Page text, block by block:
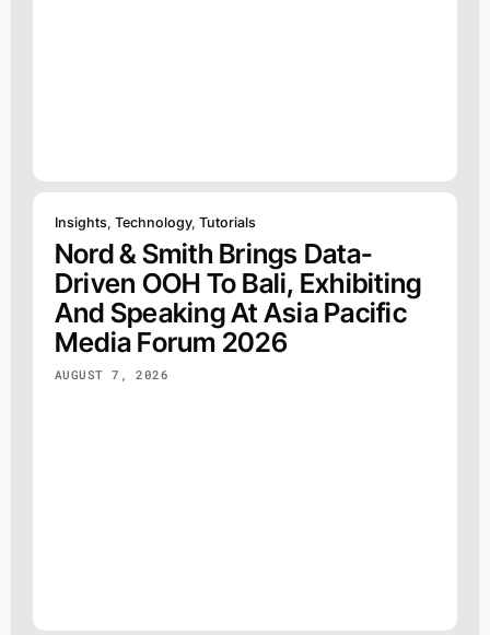
Insights, Technology, Tutorials
Nord & Smith Brings Data-
Driven OOH To Bali, Exhibiting
And Speaking At Asia Pacific
Media Forum 2026
AUGUST 7, 2026